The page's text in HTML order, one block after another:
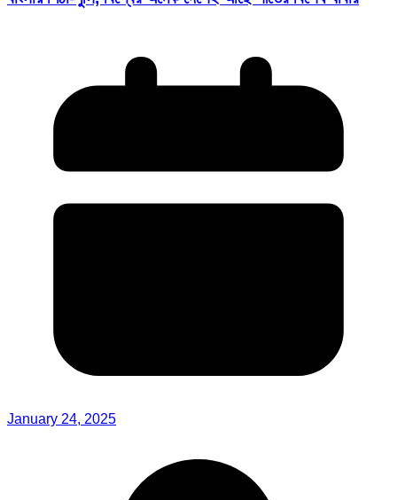
January 24, 2025